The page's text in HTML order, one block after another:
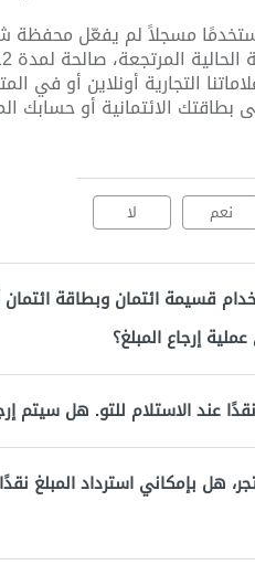
مسجلاً لم يفعّل
التجارية أونلاين أو في
نعم لا
إرجاع المبلغ؟
عند الاستلام للتو. هل سيتم
هل بإمكاني استرداد المبلغ